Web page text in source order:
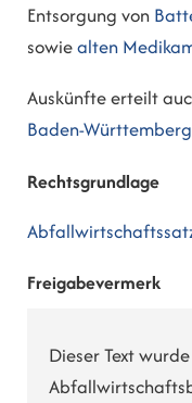
Entsorgung von
sowiealten
Auskünfte erteilt
Baden-
Rechtsgrundlage
Freigabevermerk
Dieser Text